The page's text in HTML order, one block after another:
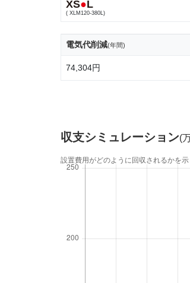
XS●L
( XLM120-380L)
電気代削減(年間)
74,304円
収支シミュレーション(
設置費用がどのように回収されるかを示